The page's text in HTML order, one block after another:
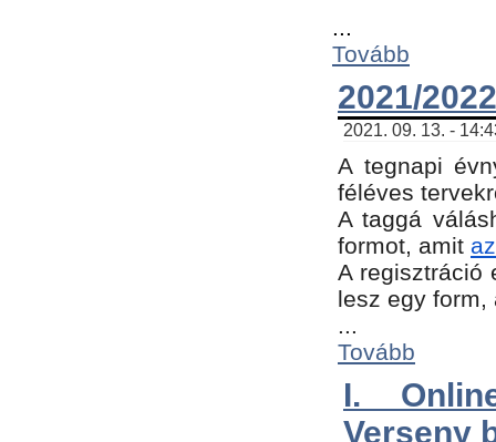
...
Tovább
2021/
2021. 09. 13. -
A tegnapi
féléves
A taggá
formot, amit
A regisztráció
lesz egy
...
Tovább
I.
Verseny